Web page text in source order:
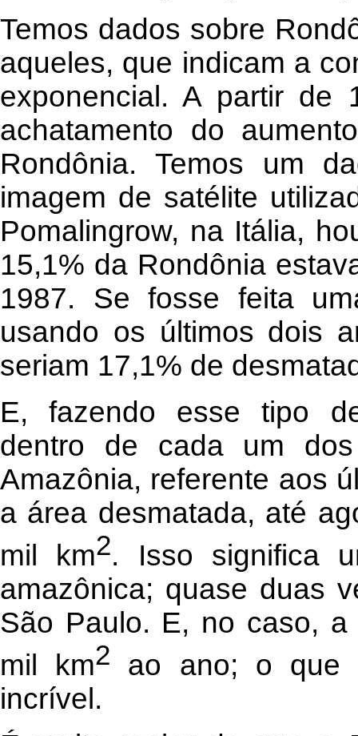
Temos dados sobre
aqueles, que indicam a
exponencial. A partir de
achatamento do
Rondônia. Temos um
imagem de satélite
Pomalingrow, na Itália,
15,1% da Rondônia
1987. Se fosse feita
usando os últimos dois
seriam 17,1% de
E, fazendo esse tipo
dentro de cada um
Amazônia, referente aos
a área desmatada, até
mil km2. Isso significa
amazônica; quase duas
São Paulo. E, no caso,
mil km2 ao ano; o que
incrível.